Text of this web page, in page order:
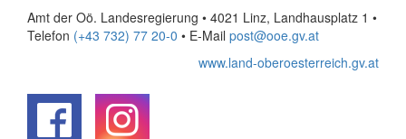
Amt der Oö. Landesregierung • 4021 Linz, Landhausplatz 1 •
Telefon (+43 732) 77 20-0 • E-Mail post@ooe.gv.at
www.land-oberoesterreich.gv.at